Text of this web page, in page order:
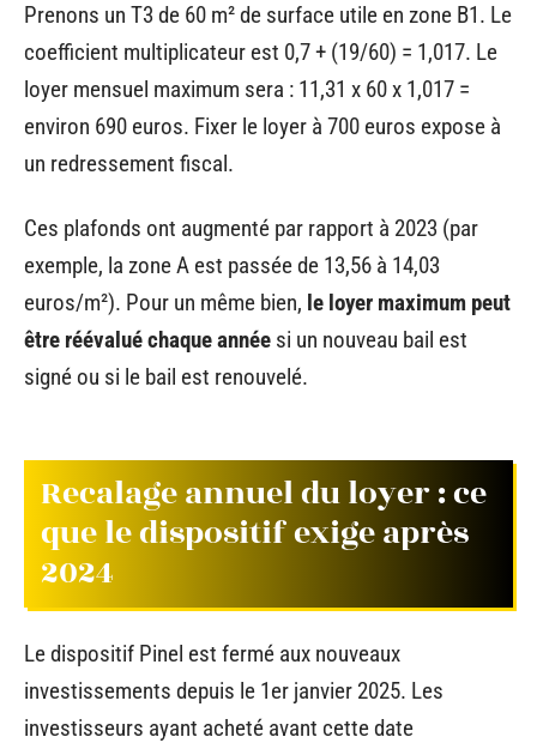
Prenons un T3 de 60 m² de surface utile en zone B1. Le
coefficient multiplicateur est 0,7 + (19/60) = 1,017. Le
loyer mensuel maximum sera : 11,31 x 60 x 1,017 =
environ 690 euros. Fixer le loyer à 700 euros expose à
un redressement fiscal.
Ces plafonds ont augmenté par rapport à 2023 (par
exemple, la zone A est passée de 13,56 à 14,03
euros/m²). Pour un même bien, le loyer maximum peut
être réévalué chaque année si un nouveau bail est
signé ou si le bail est renouvelé.
Recalage annuel du loyer : ce
que le dispositif exige après
2024
Le dispositif Pinel est fermé aux nouveaux
investissements depuis le 1er janvier 2025. Les
investisseurs ayant acheté avant cette date